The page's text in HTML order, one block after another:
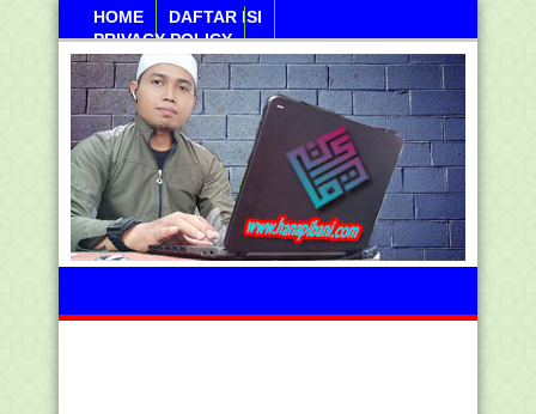
HOME
DAFTAR ISI
PRIVACY POLICY
Ahad, 09 Agustus 2026